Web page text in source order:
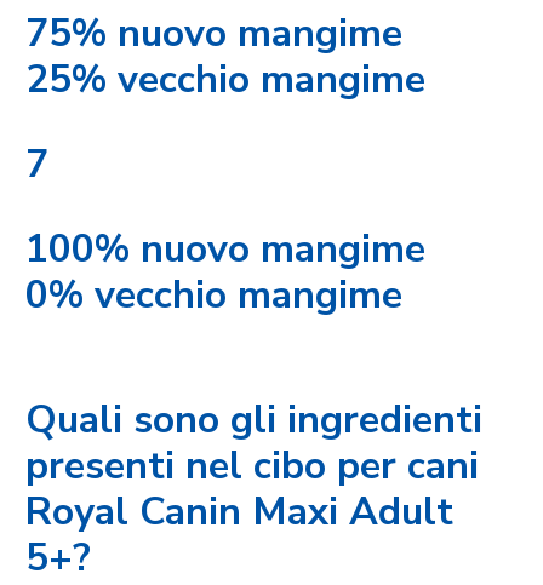
75% nuovo mangime
25% vecchio mangime
7
100% nuovo mangime
0% vecchio mangime
Quali sono gli ingredienti
presenti nel cibo per cani
Royal Canin Maxi Adult
5+?